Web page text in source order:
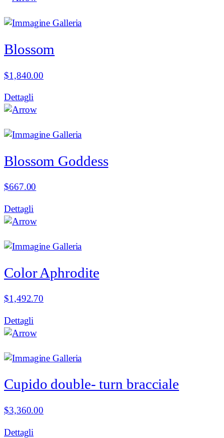
Blossom
$1,840.00
Dettagli
Blossom Goddess
$667.00
Dettagli
Color Aphrodite
$1,492.70
Dettagli
Cupido double- turn bracciale
$3,360.00
Dettagli